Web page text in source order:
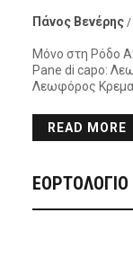
Πάνος Βενέρης /
Μόνο στη Ρόδο
Pane di capo:
Λεωφόρος
READ MORE
ΕΟΡΤΟΛΟΓΙΟ